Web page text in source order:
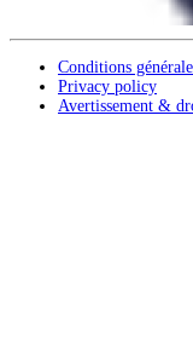
Conditions
Privacy policy
Avertissement &